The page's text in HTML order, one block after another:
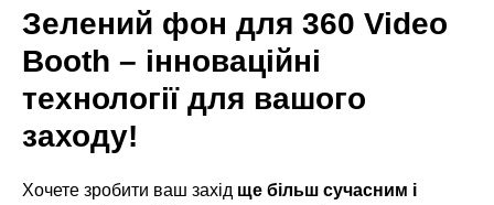
Зелений фон для 360 Video
Booth – інноваційні
технології для вашого
заходу!
Хочете зробити ваш захід ще більш сучасним і